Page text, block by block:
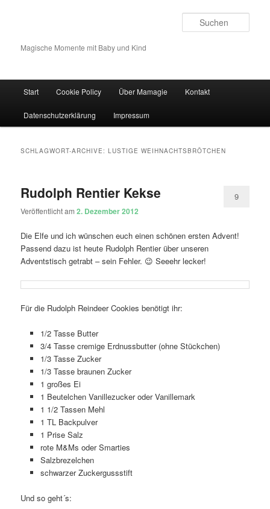
Magische Momente mit Baby und Kind
Zum Inhalt wechseln
Zum sekundären Inhalt wechseln
Start Cookie Policy Über Mamagie Kontakt
Datenschutzerklärung Impressum
SCHLAGWORT-ARCHIVE:LUSTIGE WEIHNACHTSBRÖTCHEN
Rudolph Rentier Kekse
Veröffentlicht am2. Dezember 2012
9
Die Elfe und ich wünschen euch einen schönen ersten Advent!
Passend dazu ist heute Rudolph Rentier über unseren
Adventstisch getrabt – sein Fehler. 😉 Seeehr lecker!
Für die Rudolph Reindeer Cookies benötigt ihr:
1/2 Tasse Butter
3/4 Tasse cremige Erdnussbutter (ohne Stückchen)
1/3 Tasse Zucker
1/3 Tasse braunen Zucker
1 großes Ei
1 Beutelchen Vanillezucker oder Vanillemark
1 1/2 Tassen Mehl
1 TL Backpulver
1 Prise Salz
rote M&Ms oder Smarties
Salzbrezelchen
schwarzer Zuckergussstift
Und so geht´s: